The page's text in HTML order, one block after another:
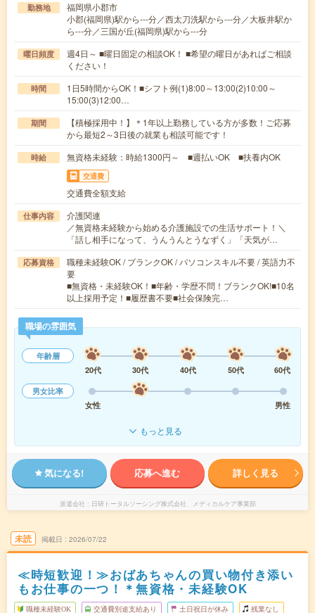
勤務地
福岡県小郡市
小郡(福岡県)駅から---分／西太刀洗駅から---分／大板井駅か
ら---分／三国が丘(福岡県)駅から---分
曜日頻度
週4日～ ■曜日固定の相談OK！ ■希望の曜日があればご相談
ください！
時間
1日5時間からOK！■シフト例(1)8:00～13:00(2)10:00～
15:00(3)12:00…
期間
【積極採用中！】＊1年以上勤務している方が多数！ご応募
から最短2～3日後の就業も相談可能です！
時給 無資格未経験：時給1300円～ ■週払いOK ■扶養内OK
交通費
交通費全額支給
仕事内容
介護関連
／無資格未経験から始める介護施設での生活サポート！＼
「話し相手になって、うんうんとうなずく」「天気が…
応募資格
職種未経験OK / ブランクOK / パソコンスキル不要 / 英語力不
要
■無資格・未経験OK！■年齢・学歴不問！ブランクOK!■10名
以上採用予定！■履歴書不要■社会保険完…
職場の雰囲気
年齢層
20代
30代 40代 50代
60代
男女比率
女性
男性
もっと見る
気になる! 応募へ進む 詳しく見る
派遣会社 日研トータルソーシング株式会社 メディカルケア事業部
未読 掲載日 2026/07/22
≪時短歓迎！≫おばあちゃんの買い物付き添い
もお仕事の一つ！＊無資格・未経験OK
職種未経験OK 交通費別途支給あり 土日祝日が休み 残業なし